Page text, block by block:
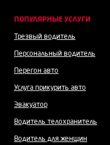
ПОПУЛЯРНЫЕ УСЛУГИ
Трезвый водитель
Персональный водитель
Перегон авто
Услуга прикурить авто
Эвакуатор
Водитель телохранитель
Водитель для женщин